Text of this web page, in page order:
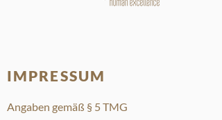
IMPRESSUM
Angaben gemäß § 5 TMG